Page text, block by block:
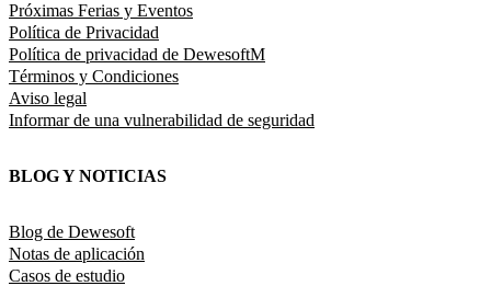
Próximas Ferias y Eventos
Política de Privacidad
Política de privacidad de DewesoftM
Términos y Condiciones
Aviso legal
Informar de una vulnerabilidad de seguridad
BLOG Y NOTICIAS
Blog de Dewesoft
Notas de aplicación
Casos de estudio